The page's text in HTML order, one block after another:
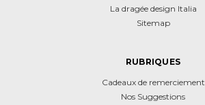
La dragée design Italia
Sitemap
RUBRIQUES
Cadeaux de remerciement
Nos Suggestions